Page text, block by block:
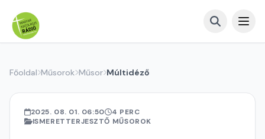
Főoldal Műsorok Műsor Múltidéző
2025. 08. 01. 06:50
4 PERC
ISMERETTERJESZTŐ MŰSOROK